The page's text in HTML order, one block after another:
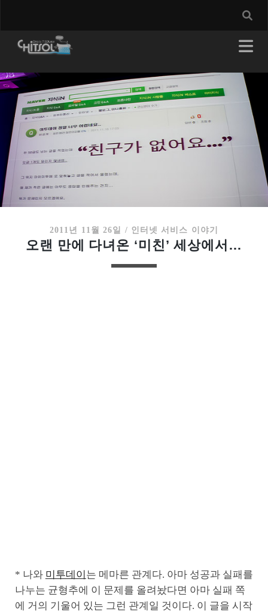
2011년 11월 26일 / 인터넷 서비스 이야기
오랜 만에 다녀온 ‘미친’ 세상에서…
* 나와 미투데이 는 메마른 관계다. 아마 성공과 실패를
나누는 균형추에 이 문제를 올려놨다면 아마 실패 쪽
에 거의 기울어 있는 그런 관계일 것이다. 이 글을 시작